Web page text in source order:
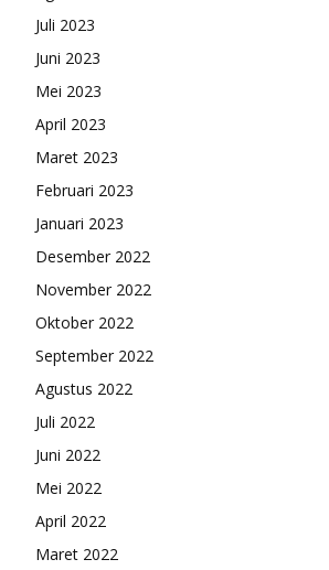
Juli 2023
Juni 2023
Mei 2023
April 2023
Maret 2023
Februari 2023
Januari 2023
Desember 2022
November 2022
Oktober 2022
September 2022
Agustus 2022
Juli 2022
Juni 2022
Mei 2022
April 2022
Maret 2022